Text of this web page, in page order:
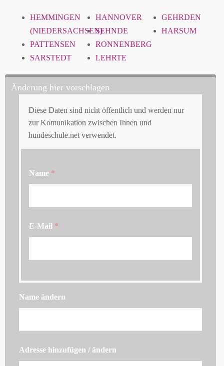
HEMMINGEN
(NIEDERSACHSEN)
PATTENSEN
SARSTEDT
HANNOVER
SEHNDE
RONNENBERG
LEHRTE
GEHRDEN
HARSUM
Änderung hier vorschlagen
Diese Daten sind nicht öffentlich und werden nur
zur Komunikation zwischen Ihnen und
hundeschule.net verwendet.
Name *
E-Mail *
Name ändern
Adresse hinzufügen / ändern